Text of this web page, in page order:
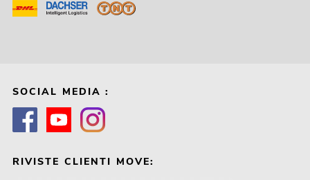
SOCIAL MEDIA :
RIVISTE CLIENTI MOVE: